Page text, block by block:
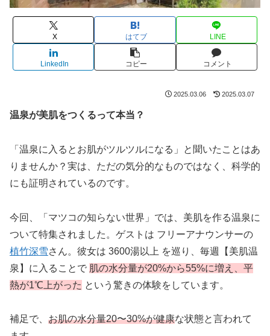
X はてブ LINE
LinkedIn コピー コメント
2025.03.06 2025.03.07
温泉が美肌をつくるって本当？
「温泉に入るとお肌がツルツルになる」と聞いたことはあ
りませんか？実は、ただの気分的なものではなく、科学的
にも証明されているのです。
今回、「マツコの知らない世界」では、美肌を作る温泉に
ついて特集されました。ゲストは フリーアナウンサーの
植竹深雪さん。彼女は 3600湯以上 を巡り、毎週【美肌温
泉】に入ることで 肌の水分量が20%から55%に増え、平
熱が1℃上がった という驚きの体験をしています。
補足で、 お肌の水分量20〜30%が健康な状態と言われて